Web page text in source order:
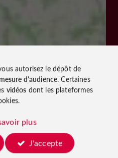
autorisez le dépôt de
mesure d'audience. Certaines
vidéos dont les plateformes
plus
J'accepte